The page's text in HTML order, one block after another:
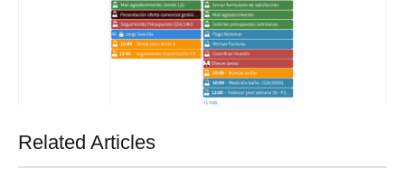
Related Articles